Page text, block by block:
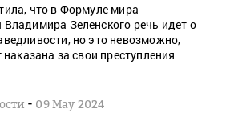
что в Формуле мира
Зеленского речь идет о
но это невозможно,
за свои преступления
- 09 May 2024